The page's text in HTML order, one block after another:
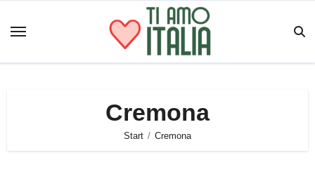
Inhalt
Cremona
Start Cremona